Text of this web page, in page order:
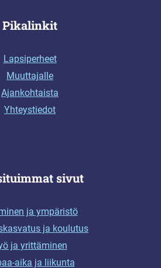
Pikalinkit
Lapsiperheet
Muuttajalle
Ajankohtaista
Yhteystiedot
sivut
ja ympäristö
ja koulutus
ja yrittäminen
aika ja liikunta